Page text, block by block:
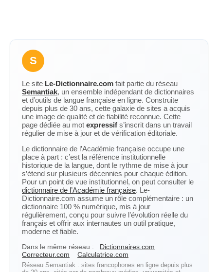
S
Le site Le-Dictionnaire.com fait partie du réseau
Semantiak, un ensemble indépendant de dictionnaires
et d’outils de langue française en ligne. Construite
depuis plus de 30 ans, cette galaxie de sites a acquis
une image de qualité et de fiabilité reconnue. Cette
page dédiée au mot expressif s’inscrit dans un travail
régulier de mise à jour et de vérification éditoriale.
Le dictionnaire de l’Académie française occupe une
place à part : c’est la référence institutionnelle
historique de la langue, dont le rythme de mise à jour
s’étend sur plusieurs décennies pour chaque édition.
Pour un point de vue institutionnel, on peut consulter le
dictionnaire de l’Académie française. Le-
Dictionnaire.com assume un rôle complémentaire : un
dictionnaire 100 % numérique, mis à jour
régulièrement, conçu pour suivre l’évolution réelle du
français et offrir aux internautes un outil pratique,
moderne et fiable.
Dans le même réseau :
Dictionnaires.com
Correcteur.com
Calculatrice.com
Réseau Semantiak : sites francophones en ligne depuis plus